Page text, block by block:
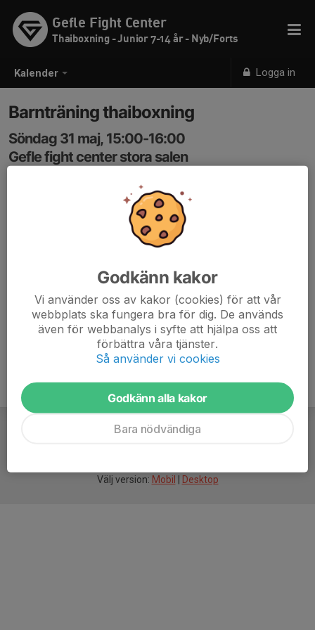
Kalender Logga in
Gefle Fight Center
Thaiboxning - Junior 7-14 år - Nyb/Forts
Barnträning thaiboxning
Söndag 31 maj, 15:00-16:00
Gefle fight center stora salen
Thaiboxning för barn med coach Jacob Karlsson.
Välj version: Mobil Desktop
Godkänn kakor
Vi använder oss av kakor (cookies) för att vår
webbplats ska fungera bra för dig. De används
även för webbanalys i syfte att hjälpa oss att
förbättra våra tjänster.
Så använder vi cookies
Godkänn alla kakor
Bara nödvändiga